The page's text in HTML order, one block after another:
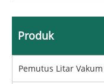
Produk
Pemutus Litar Vakum